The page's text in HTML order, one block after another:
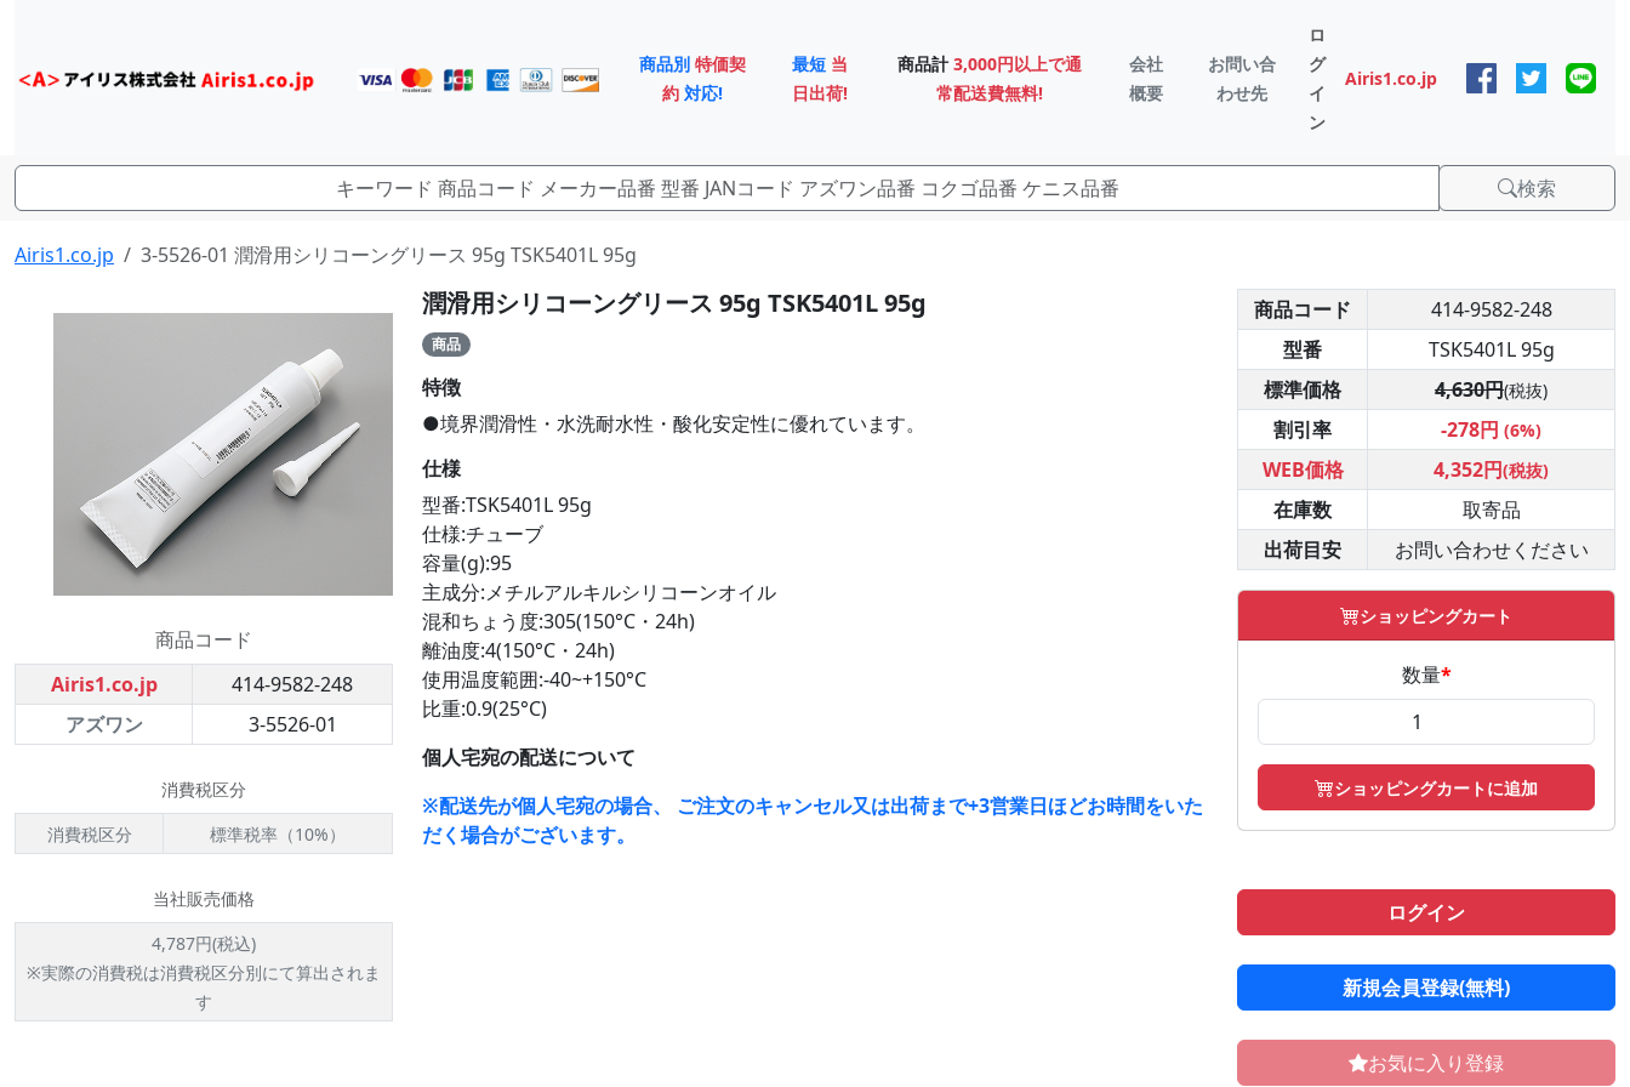
商品別 特価契
約 対応!
最短 当
日出荷!
商品計 3,000円以上で通
常配送費無料!
会社
概要
お問い合
わせ先
ロ
グ
イ
ン
Airis1.co.jp
検索
Airis1.co.jp 3-5526-01 潤滑用シリコーングリース 95g TSK5401L 95g
商品コード
Airis1.co.jp
414-9582-248
アズワン
3-5526-01
消費税区分
消費税区分
標準税率（10%）
当社販売価格
4,787円(税込)
※実際の消費税は消費税区分別にて算出されま
す
潤滑用シリコーングリース 95g TSK5401L 95g
商品
特徴
●境界潤滑性・水洗耐水性・酸化安定性に優れています。
仕様
型番:TSK5401L 95g
仕様:チューブ
容量(g):95
主成分:メチルアルキルシリコーンオイル
混和ちょう度:305(150°C・24h)
離油度:4(150°C・24h)
使用温度範囲:-40~+150°C
比重:0.9(25°C)
個人宅宛の配送について
※配送先が個人宅宛の場合、 ご注文のキャンセル又は出荷まで+3営業日ほどお時間をいた
だく場合がございます。
商品コード
414-9582-248
型番
TSK5401L 95g
標準価格
4,630円(税抜)
割引率 -278円 (6%)
WEB価格 4,352円(税抜)
在庫数
取寄品
出荷目安
お問い合わせください
ショッピングカート
数量*
ショッピングカートに追加
ログイン
新規会員登録(無料)
お気に入り登録